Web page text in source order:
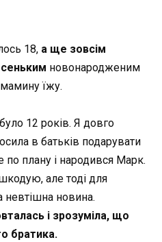
18, а ще зовсім
новонародженим
їжу.
12 років. Я довго
в батьків подарувати
по плану і народився Марк.
але тоді для
невтішна новина.
і зрозуміла, що
братика.